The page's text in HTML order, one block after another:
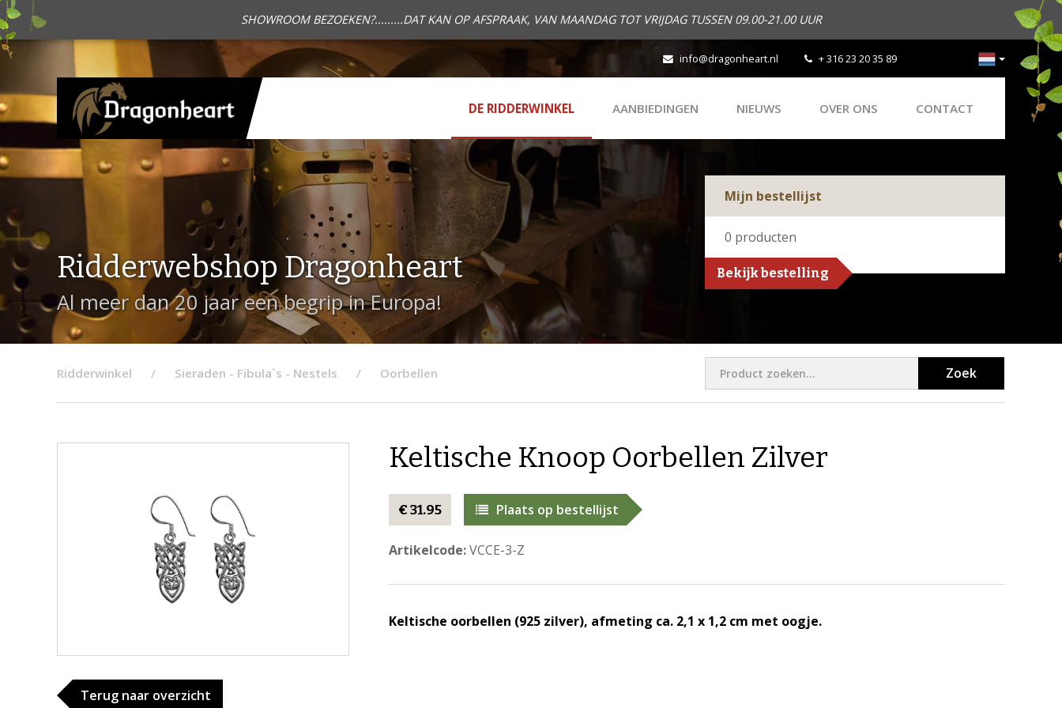
SHOWROOM BEZOEKEN?.........DAT KAN OP AFSPRAAK, VAN MAANDAG TOT VRIJDAG TUSSEN 09.00-21.00 UUR
info@dragonheart.nl + 316 23 20 35 89
DE RIDDERWINKEL AANBIEDINGEN NIEUWS OVER ONS CONTACT
Ridderwebshop Dragonheart
Al meer dan 20 jaar een begrip in Europa!
Mijn bestellijst
0 producten
Bekijk bestelling
Ridderwinkel Sieraden - Fibula`s - Nestels Oorbellen Zoek
Terug naar overzicht
Keltische Knoop Oorbellen Zilver
€ 31.95 Plaats op bestellijst
Artikelcode:VCCE-3-Z
Keltische oorbellen (925 zilver), afmeting ca. 2,1 x 1,2 cm met oogje.